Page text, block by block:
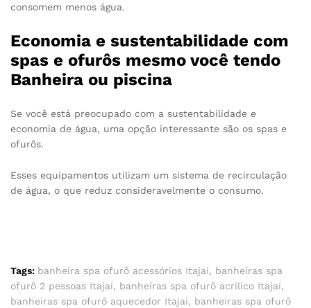
consomem menos água.
Economia e sustentabilidade com
spas e ofurôs mesmo você tendo
Banheira ou piscina
Se você está preocupado com a sustentabilidade e
economia de água, uma opção interessante são os spas e
ofurôs.
Esses equipamentos utilizam um sistema de recirculação
de água, o que reduz consideravelmente o consumo.
Tags: banheira spa ofurô acessórios Itajaí, banheiras spa
ofurô 2 pessoas Itajaí, banheiras spa ofurô acrilico Itajaí,
banheiras spa ofurô aquecedor Itajaí, banheiras spa ofurô